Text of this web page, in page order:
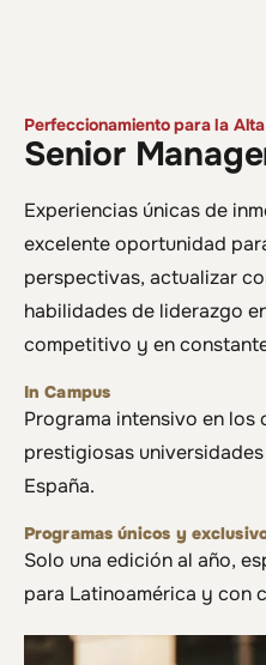
Perfeccionamiento para la
Senior
Experiencias únicas de
excelente oportunidad
perspectivas, actualizar
habilidades de liderazgo
competitivo y en
In Campus
Programa intensivo en los
prestigiosas
España.
Programas únicos y
Solo una edición al año,
para Latinoamérica y con